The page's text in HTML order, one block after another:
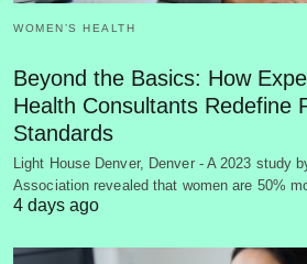
WOMEN’S HEALTH
Beyond the Basics: How
Health Consultants Redefine
Standards
Light House Denver, Denver - A 2023 study
Association revealed that women are 50%
4 days ago